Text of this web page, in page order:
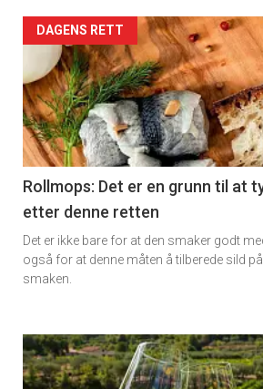
Få ukentlige
kan fritt velge hvilke du
tilsendt.
Artikler
detail
-
section
11
Ukens
vin
DAGENS RETT
Rollmops: Det er en grunn til at
etter denne retten
Det er ikke bare for at den smaker godt
også for at denne måten å tilberede sild
smaken.
Events